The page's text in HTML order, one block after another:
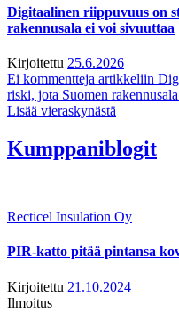
Digitaalinen riippuvuus on
rakennusala ei voi sivuuttaa
Kirjoitettu 25.6.2026
Ei kommentteja artikkeliin
riski, jota Suomen
Lisää vieraskynästä
Kumppaniblogit
Recticel Insulation Oy
PIR-katto pitää pintansa
Kirjoitettu 21.10.2024
Ilmoitus